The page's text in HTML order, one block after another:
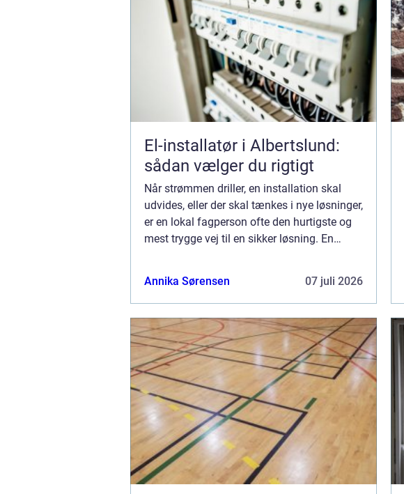
El-installatør i Albertslund:
sådan vælger du rigtigt
Når strømmen driller, en installation skal
udvides, eller der skal tænkes i nye løsninger,
er en lokal fagperson ofte den hurtigste og
mest trygge vej til en sikker løsning. En
Annika Sørensen
07 juli 2026